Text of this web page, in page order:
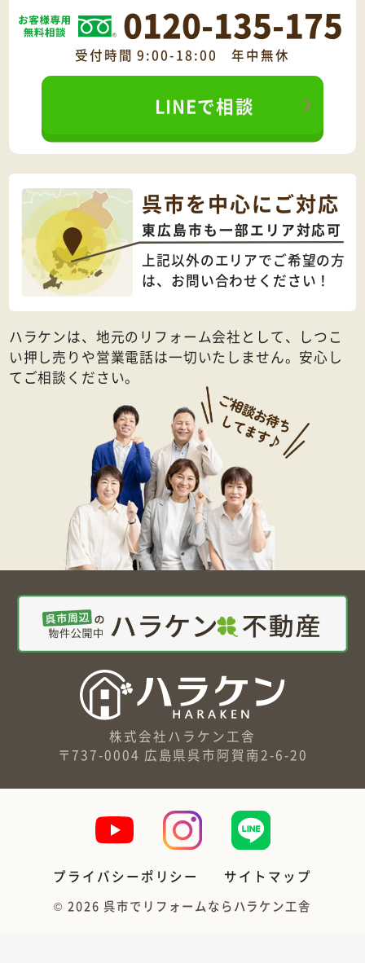
0120-135-175
受付時間 9:00-18:00 年中無休
LINEで相談
呉市を中心にご対応
東広島市も一部エリア対応可
上記以外のエリアでご希望の方
は、 お問い合わせください！
ハラケンは、地元のリフォーム会社として、しつこ
い押し売りや営業電話は一切いたしません。安心し
てご相談ください。
株式会社ハラケン工舎
〒737-0004 広島県呉市阿賀南2-6-20
プライバシーポリシー サイトマップ
© 2026呉市でリフォームならハラケン工舎